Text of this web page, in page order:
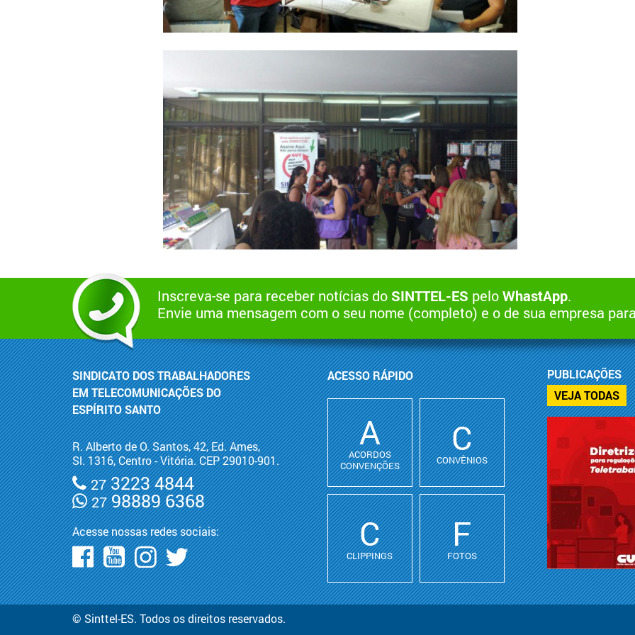
Inscreva-se para receber notícias do SINTTEL-ES peloWhastApp.
Envie uma mensagem com o seu nome (completo) e o de sua empresa para
SINDICATO DOS TRABALHADORES
EM TELECOMUNICAÇÕES DO
ESPÍRITO SANTO
R. Alberto de O. Santos, 42, Ed. Ames,
Sl. 1316, Centro - Vitória. CEP 29010-901.
273223 4844
2798889 6368
Acesse nossas redes sociais:
ACESSO RÁPIDO
A
ACORDOS
CONVENÇÕES
C
CONVÊNIOS
C
CLIPPINGS
F
FOTOS
PUBLICAÇÕES
VEJA TODAS
© Sinttel-ES. Todos os direitos reservados.